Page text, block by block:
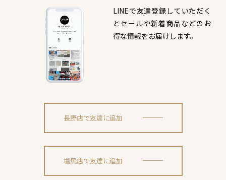
LINEで友達登録していただく
とセールや新着商品などのお
得な情報をお届けします。
長野店で友達に追加
塩尻店で友達に追加